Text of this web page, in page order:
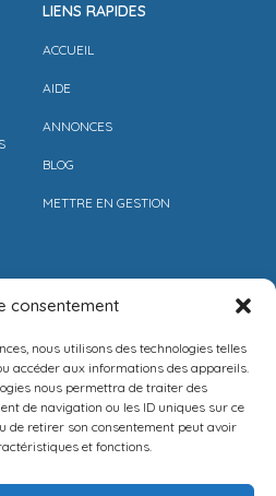
consentement
nous utilisons des technologies telles
accéder aux informations des appareils.
nous permettra de traiter des
de navigation ou les ID uniques sur ce
de retirer son consentement peut avoir
et fonctions.
LIENS RAPIDES
ACCUEIL
AIDE
ANNONCES
BLOG
METTRE EN GESTION
CONDITIONS DE VENTE
LA SOLUTION IMMO